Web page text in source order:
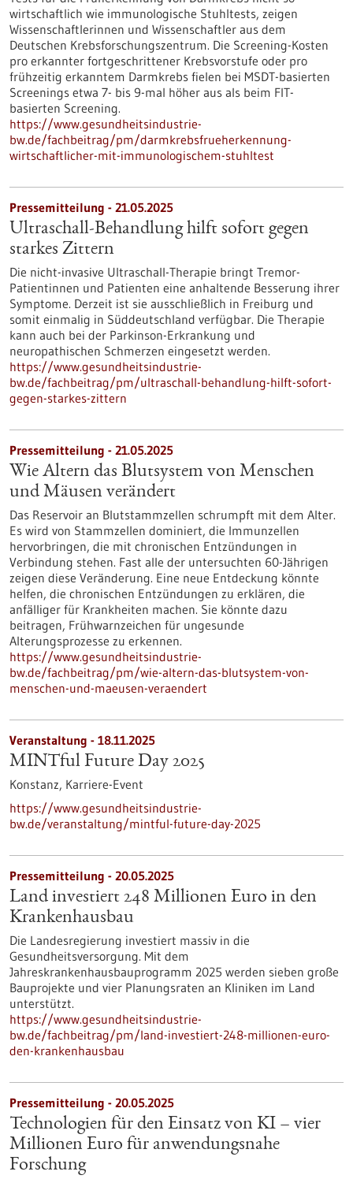
wirtschaftlich wie immunologische Stuhltests, zeigen
Wissenschaftlerinnen und Wissenschaftler aus dem
Deutschen Krebsforschungszentrum. Die Screening-Kosten
pro erkannter fortgeschrittener Krebsvorstufe oder pro
frühzeitig erkanntem Darmkrebs fielen bei MSDT-basierten
Screenings etwa 7- bis 9-mal höher aus als beim FIT-
basierten Screening.
https://www.gesundheitsindustrie-
bw.de/fachbeitrag/pm/darmkrebsfrueherkennung-
wirtschaftlicher-mit-immunologischem-stuhltest
Pressemitteilung - 21.05.2025
Ultraschall-Behandlung hilft sofort gegen
starkes Zittern
Die nicht-invasive Ultraschall-Therapie bringt Tremor-
Patientinnen und Patienten eine anhaltende Besserung ihrer
Symptome. Derzeit ist sie ausschließlich in Freiburg und
somit einmalig in Süddeutschland verfügbar. Die Therapie
kann auch bei der Parkinson-Erkrankung und
neuropathischen Schmerzen eingesetzt werden.
https://www.gesundheitsindustrie-
bw.de/fachbeitrag/pm/ultraschall-behandlung-hilft-sofort-
gegen-starkes-zittern
Pressemitteilung - 21.05.2025
Wie Altern das Blutsystem von Menschen
und Mäusen verändert
Das Reservoir an Blutstammzellen schrumpft mit dem Alter.
Es wird von Stammzellen dominiert, die Immunzellen
hervorbringen, die mit chronischen Entzündungen in
Verbindung stehen. Fast alle der untersuchten 60-Jährigen
zeigen diese Veränderung. Eine neue Entdeckung könnte
helfen, die chronischen Entzündungen zu erklären, die
anfälliger für Krankheiten machen. Sie könnte dazu
beitragen, Frühwarnzeichen für ungesunde
Alterungsprozesse zu erkennen.
https://www.gesundheitsindustrie-
bw.de/fachbeitrag/pm/wie-altern-das-blutsystem-von-
menschen-und-maeusen-veraendert
Veranstaltung - 18.11.2025
MINTful Future Day 2025
Konstanz, Karriere-Event
https://www.gesundheitsindustrie-
bw.de/veranstaltung/mintful-future-day-2025
Pressemitteilung - 20.05.2025
Land investiert 248 Millionen Euro in den
Krankenhausbau
Die Landesregierung investiert massiv in die
Gesundheitsversorgung. Mit dem
Jahreskrankenhausbauprogramm 2025 werden sieben große
Bauprojekte und vier Planungsraten an Kliniken im Land
unterstützt.
https://www.gesundheitsindustrie-
bw.de/fachbeitrag/pm/land-investiert-248-millionen-euro-
den-krankenhausbau
Pressemitteilung - 20.05.2025
Technologien für den Einsatz von KI – vier
Millionen Euro für anwendungsnahe
Forschung